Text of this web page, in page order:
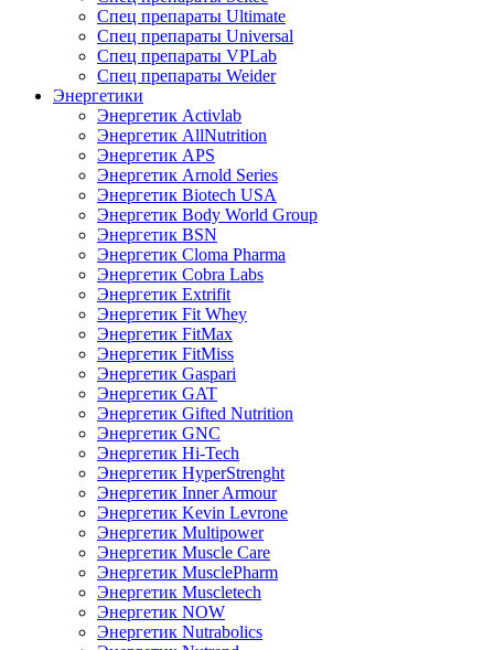
Спец препараты Ultimate
Спец препараты Universal
Спец препараты VPLab
Спец препараты Weider
Энергетики
Энергетик Activlab
Энергетик AllNutrition
Энергетик APS
Энергетик Arnold Series
Энергетик Biotech USA
Энергетик Body World Group
Энергетик BSN
Энергетик Cloma Pharma
Энергетик Cobra Labs
Энергетик Extrifit
Энергетик Fit Whey
Энергетик FitMax
Энергетик FitMiss
Энергетик Gaspari
Энергетик GAT
Энергетик Gifted Nutrition
Энергетик GNC
Энергетик Hi-Tech
Энергетик HyperStrenght
Энергетик Inner Armour
Энергетик Kevin Levrone
Энергетик Multipower
Энергетик Muscle Care
Энергетик MusclePharm
Энергетик Muscletech
Энергетик NOW
Энергетик Nutrabolics